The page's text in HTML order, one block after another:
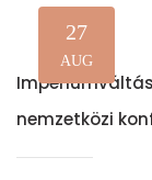
27
AUG
Impériumváltás
nemzetközi